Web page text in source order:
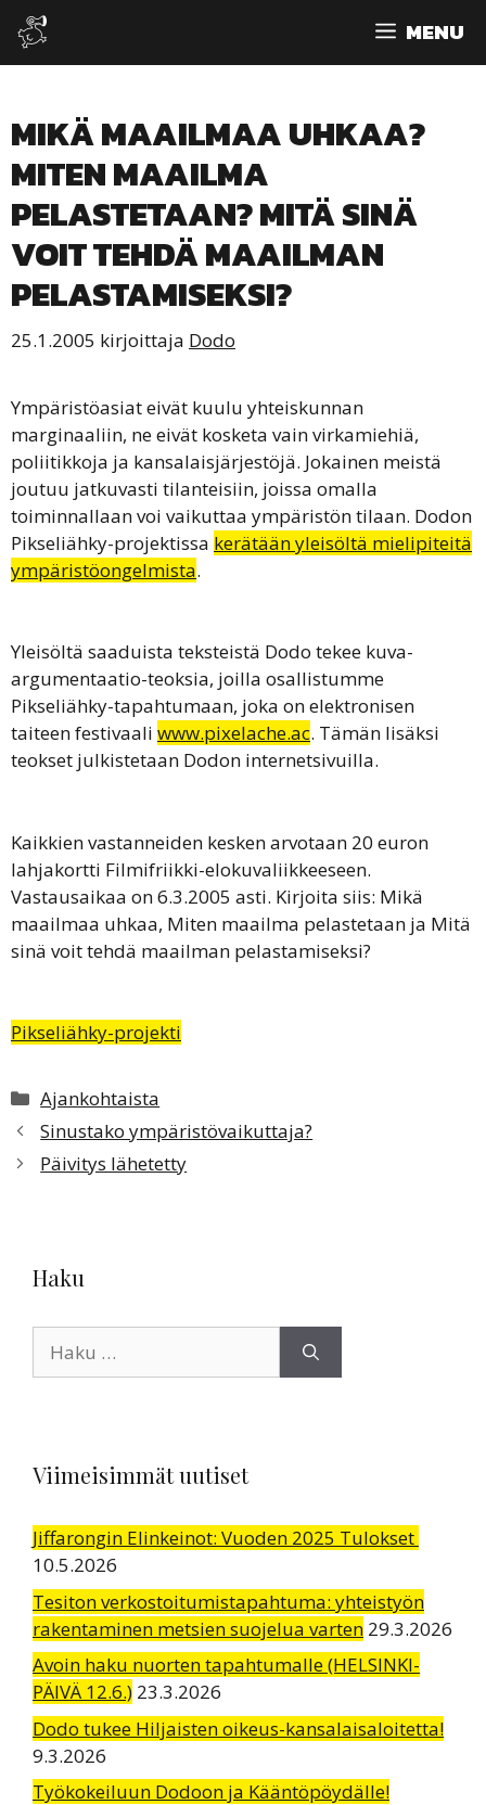
Siirry
sisältöön
MENU
MIKÄ MAAILMAA UHKAA?
MITEN MAAILMA
PELASTETAAN? MITÄ SINÄ
VOIT TEHDÄ MAAILMAN
PELASTAMISEKSI?
25.1.2005 kirjoittaja Dodo
Ympäristöasiat eivät kuulu yhteiskunnan
marginaaliin, ne eivät kosketa vain virkamiehiä,
poliitikkoja ja kansalaisjärjestöjä. Jokainen meistä
joutuu jatkuvasti tilanteisiin, joissa omalla
toiminnallaan voi vaikuttaa ympäristön tilaan. Dodon
Pikseliähky-projektissa kerätään yleisöltä mielipiteitä
ympäristöongelmista.
Yleisöltä saaduista teksteistä Dodo tekee kuva-
argumentaatio-teoksia, joilla osallistumme
Pikseliähky-tapahtumaan, joka on elektronisen
taiteen festivaali www.pixelache.ac. Tämän lisäksi
teokset julkistetaan Dodon internetsivuilla.
Kaikkien vastanneiden kesken arvotaan 20 euron
lahjakortti Filmifriikki-elokuvaliikkeeseen.
Vastausaikaa on 6.3.2005 asti. Kirjoita siis: Mikä
maailmaa uhkaa, Miten maailma pelastetaan ja Mitä
sinä voit tehdä maailman pelastamiseksi?
Pikseliähky-projekti
Kategoriat
Ajankohtaista
Sinustako ympäristövaikuttaja?
Päivitys lähetetty
Haku
Viimeisimmät uutiset
Jiffarongin Elinkeinot: Vuoden 2025 Tulokset
10.5.2026
Tesiton verkostoitumistapahtuma: yhteistyön
rakentaminen metsien suojelua varten 29.3.2026
Avoin haku nuorten tapahtumalle (HELSINKI-
PÄIVÄ 12.6.) 23.3.2026
Dodo tukee Hiljaisten oikeus-kansalaisaloitetta!
9.3.2026
Työkokeiluun Dodoon ja Kääntöpöydälle!